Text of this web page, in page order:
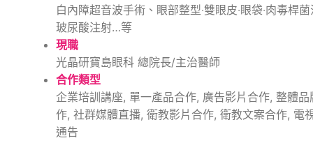
白內障超音波手術、眼部整型‧雙眼皮‧眼袋‧肉毒桿菌
玻尿酸注射…等
現職
光晶研寶島眼科 總院長/主治醫師
合作類型
企業培訓講座, 單一產品合作, 廣告影片合作, 整體品
作, 社群媒體直播, 衛教影片合作, 衛教文案合作, 電
通告